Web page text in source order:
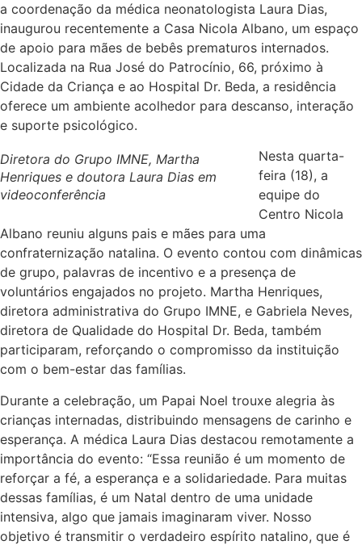
a coordenação da médica neonatologista Laura Dias,
inaugurou recentemente a Casa Nicola Albano, um espaço
de apoio para mães de bebês prematuros internados.
Localizada na Rua José do Patrocínio, 66, próximo à
Cidade da Criança e ao Hospital Dr. Beda, a residência
oferece um ambiente acolhedor para descanso, interação
e suporte psicológico.
Diretora do Grupo IMNE, Martha
Henriques e doutora Laura Dias em
videoconferência
Nesta quarta-
feira (18), a
equipe do
Centro Nicola
Albano reuniu alguns pais e mães para uma
confraternização natalina. O evento contou com dinâmicas
de grupo, palavras de incentivo e a presença de
voluntários engajados no projeto. Martha Henriques,
diretora administrativa do Grupo IMNE, e Gabriela Neves,
diretora de Qualidade do Hospital Dr. Beda, também
participaram, reforçando o compromisso da instituição
com o bem-estar das famílias.
Durante a celebração, um Papai Noel trouxe alegria às
crianças internadas, distribuindo mensagens de carinho e
esperança. A médica Laura Dias destacou remotamente a
importância do evento: “Essa reunião é um momento de
reforçar a fé, a esperança e a solidariedade. Para muitas
dessas famílias, é um Natal dentro de uma unidade
intensiva, algo que jamais imaginaram viver. Nosso
objetivo é transmitir o verdadeiro espírito natalino, que é